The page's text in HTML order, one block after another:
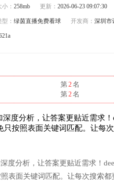
小：258mb 更新：2026-06-23 09:07:30
型：绿茵直播免费看球 开发商：深圳市
第2名
第2名
度分析，让答案更贴近需求
只按照表面关键词匹配。让每
度分析，让答案更贴近需求！
表面关键词匹配。让每次搜索